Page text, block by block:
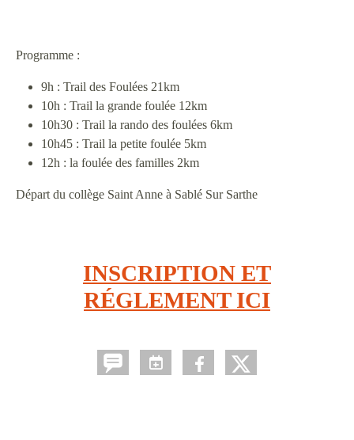
Programme :
9h : Trail des Foulées 21km
10h : Trail la grande foulée 12km
10h30 : Trail la rando des foulées 6km
10h45 : Trail la petite foulée 5km
12h : la foulée des familles 2km
Départ du collège Saint Anne à Sablé Sur Sarthe
INSCRIPTION ET
RÉGLEMENT ICI